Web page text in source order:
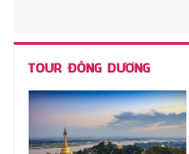
TOUR ĐÔNG DƯƠNG